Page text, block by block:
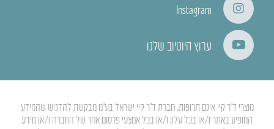
Instagram
ערוץ היוטיוב שלנו
מוצרי ד”ר קיי אינם תרופות. חברת ד”ר קיי ישראל בע”מ מבקשת להדגיש שהמידע
המופיע באתר ו/או בכל עלון ו/או בכל אמצעי פרסום אחר של החברה ו/או מידע